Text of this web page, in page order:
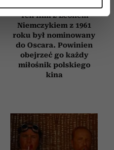
własne preferencje w
plików cookie możesz
w dowolnej chwili.
do spersonalizowania treści
społecznościowe i
Informacje o tym, jak
i analitycznym.
informacje z innymi danymi
podczas
Ten film z Leonem
Niemczykiem z 1961
roku był nominowany
do Oscara. Powinien
obejrzeć go każdy
miłośnik polskiego
kina